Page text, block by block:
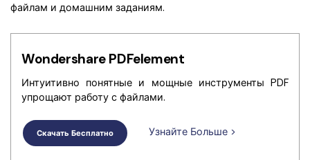
файлам и домашним заданиям.
Wondershare PDFelement
Интуитивно понятные и мощные инструменты PDF
упрощают работу с файлами.
Скачать Бесплатно Узнайте Больше >